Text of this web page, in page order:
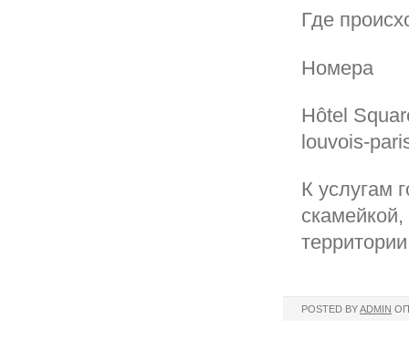
Где
Номера
Hôtel
louvois-
К услугам
POSTED BYADMIN